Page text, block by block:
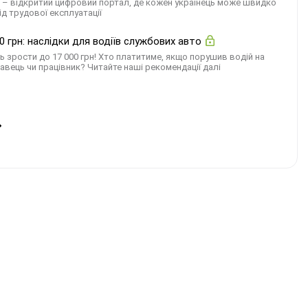
відкритий цифровий портал, де кожен українець може швидко
трудової експлуатації
наслідки для водіїв службових авто
до 17 000 грн! Хто платитиме, якщо порушив водій на
чи працівник? Читайте наші рекомендації далі